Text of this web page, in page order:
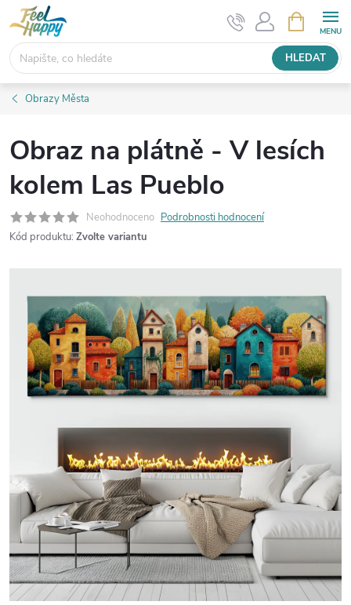
Přejít
na
obsah
HLEDAT
NÁKUPNÍ
KOŠÍK
Obrazy Města
Obraz na plátně - V lesích
kolem Las Pueblo
Neohodnoceno Podrobnosti hodnocení
Kód produktu: Zvolte variantu